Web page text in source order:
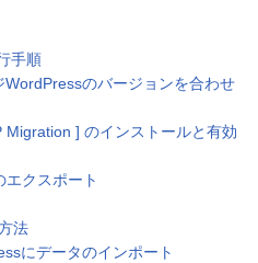
手順
のバージョンを合わせ
] のインストールと有効
クスポート
法
にデータのインポート